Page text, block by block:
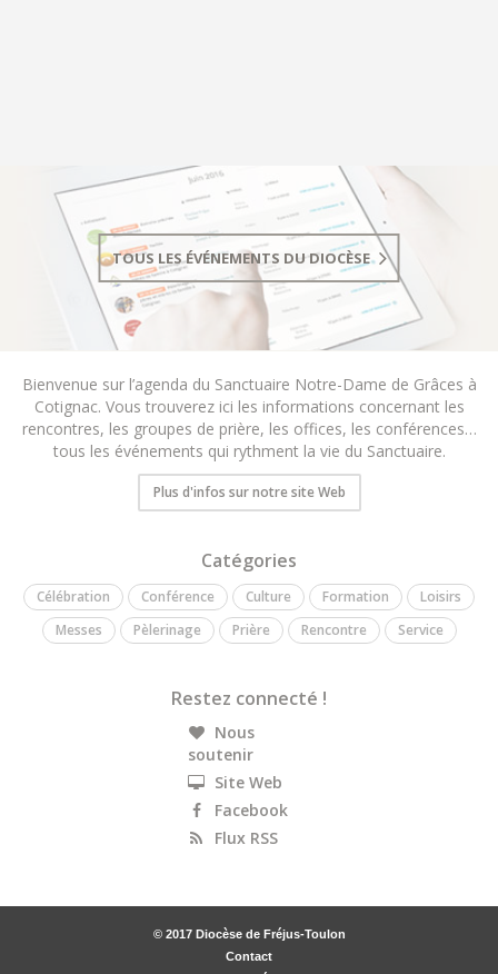
TOUS LES ÉVÉNEMENTS DU DIOCÈSE
Bienvenue sur l’agenda du Sanctuaire Notre-Dame de Grâces à
Cotignac. Vous trouverez ici les informations concernant les
rencontres, les groupes de prière, les offices, les conférences…
tous les événements qui rythment la vie du Sanctuaire.
Plus d'infos sur notre site Web
Catégories
Célébration Conférence Culture Formation
Loisirs
Messes
Pèlerinage Prière Rencontre Service
Restez connecté !
Nous
soutenir
Site Web
Facebook
Flux RSS
© 2017 Diocèse de Fréjus-Toulon
Contact